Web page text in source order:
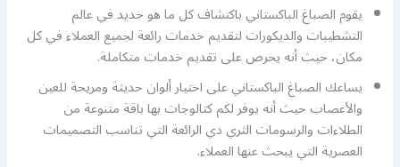
يقوم الصباغ الباكستاني باكتشاف كل ما هو جديد في عالم
التشطيبات والديكورات لتقديم خدمات رائعة لجميع العملاء في كل
مكان، حيث أنه يحرص على تقديم خدمات متكاملة.
يساعك الصباغ الباكستاني على اختيار ألوان حديثة ومريحة للعين
والأعصاب حيث أنه يوفر لكم كتالوجات بها باقة متنوعة من
الطلاءات والرسومات الثري دي الرائعة التي تناسب التصميمات
العصرية التي يبحث عنها العملاء.